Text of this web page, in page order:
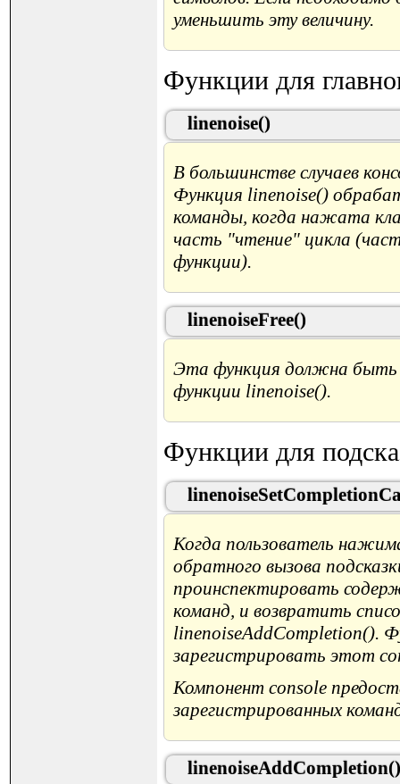
уменьшить эту величину.
Функции для
linenoise()
В большинстве случаев
Функция linenoise()
команды, когда нажата
часть "чтение" цикла
функции).
linenoiseFree()
Эта функция должна быть
функции linenoise().
Функции для
Когда пользователь
обратного вызова
проинспектировать
команд, и возвратить
linenoiseAddCompletion().
зарегистрировать этот
Компонент console
зарегистрированных
linenoiseAddCompletion()